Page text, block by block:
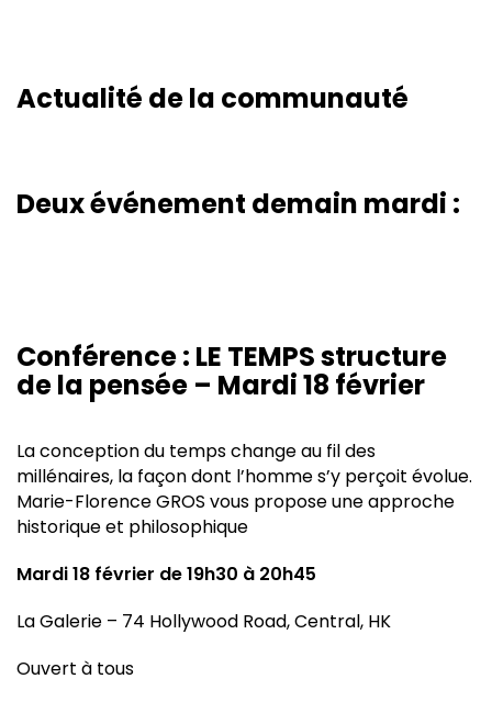
Actualité de la communauté
Deux événement demain mardi :
Conférence : LE TEMPS structure
de la pensée – Mardi 18 février
La conception du temps change au fil des
millénaires, la façon dont l’homme s’y perçoit évolue.
Marie-Florence GROS vous propose une approche
historique et philosophique
Mardi 18 février de 19h30 à 20h45
La Galerie – 74 Hollywood Road, Central, HK
Ouvert à tous